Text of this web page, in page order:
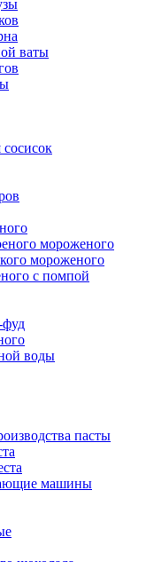
ваты
мороженого
мороженого
с помпой
фуд
воды
пасты
машины